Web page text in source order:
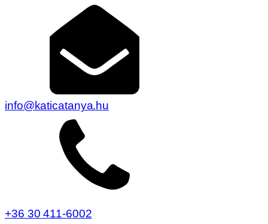
info@katicatanya.hu
+36 30 411-6002